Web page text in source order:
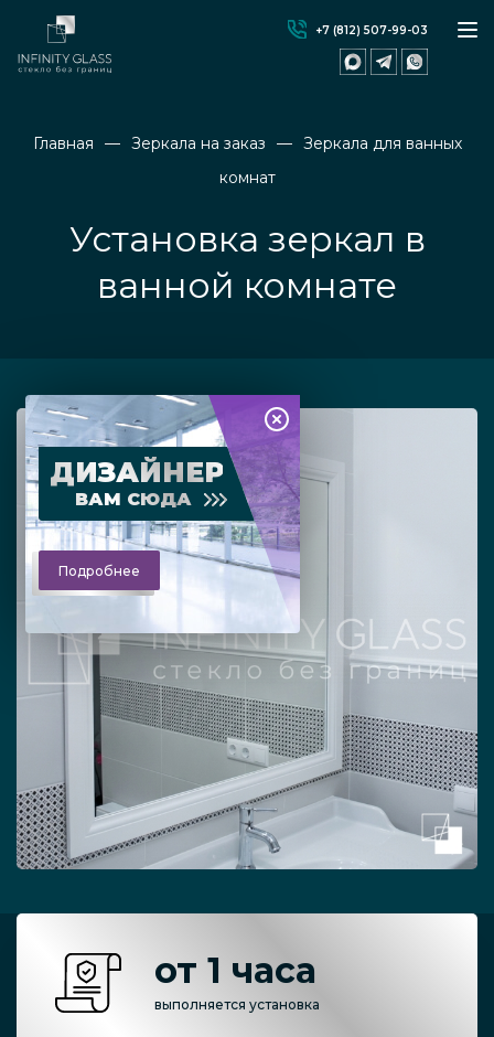
+7 (812) 507-99-03
Главная Зеркала на заказ
Зеркала для ванных
комнат
Установка зеркал в
ванной комнате
ДИЗАЙНЕР
ВАМ СЮДА
Подробнее
от 1 часа
выполняется установка